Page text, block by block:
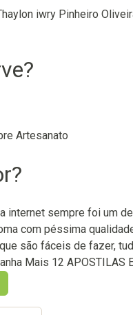
iwry Pinheiro
Artesanato
internet sempre foi um
com péssima
são fáceis de fazer,
Mais 12